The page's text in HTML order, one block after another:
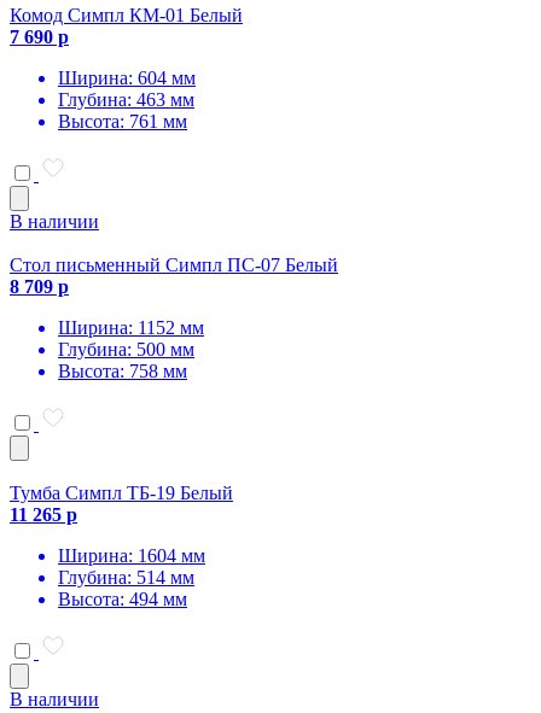
Комод Симпл КМ-01 Белый
7 690 р
Ширина: 604 мм
Глубина: 463 мм
Высота: 761 мм
В наличии
Стол письменный Симпл ПС-07 Белый
8 709 р
Ширина: 1152 мм
Глубина: 500 мм
Высота: 758 мм
Тумба Симпл ТБ-19 Белый
11 265 р
Ширина: 1604 мм
Глубина: 514 мм
Высота: 494 мм
В наличии